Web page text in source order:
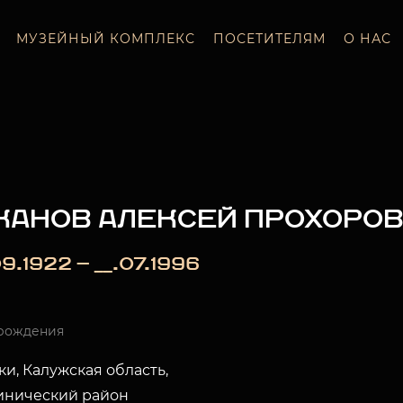
МУЗЕЙНЫЙ КОМПЛЕКС ПОСЕТИТЕЛЯМ О НАС
АЛЕКСЕЙ
— __.07.1996
Калужская область,
район